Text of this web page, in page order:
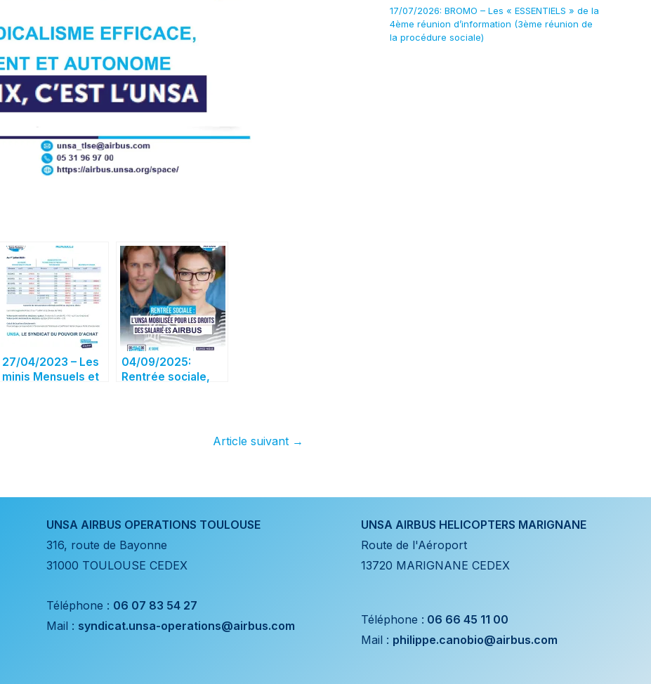
27/04/2023 – Les
minis Mensuels et
04/09/2025:
Rentrée sociale,
Article suivant →
17/07/2026: BROMO – Les « ESSENTIELS » de la
4ème réunion d’information (3ème réunion de
la procédure sociale)
UNSA AIRBUS OPERATIONS TOULOUSE
316, route de Bayonne
31000 TOULOUSE CEDEX
Téléphone : 06 07 83 54 27
Mail : syndicat.unsa-operations@airbus.com
UNSA AIRBUS HELICOPTERS MARIGNANE
Route de l'Aéroport
13720 MARIGNANE CEDEX
Téléphone : 06 66 45 11 00
Mail : philippe.canobio@airbus.com